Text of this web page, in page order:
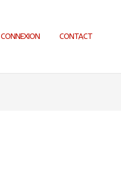
CONNEXION CONTACT